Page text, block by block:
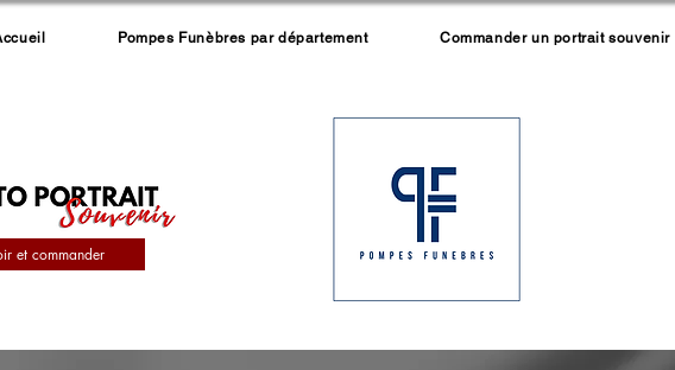
Pompes Funèbres par département Commander un portrait souvenir
et commander